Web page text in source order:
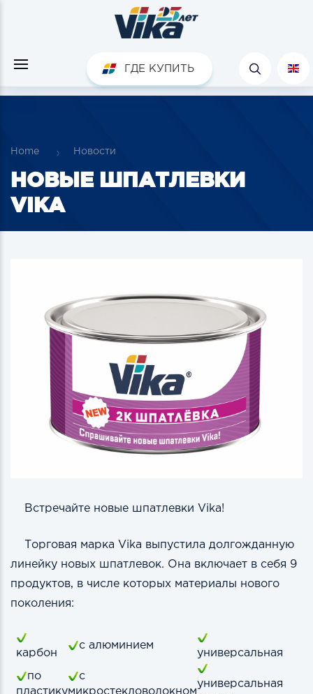
ГДЕ КУПИТЬ
Home Новости
НОВЫЕ ШПАТЛЕВКИ
VIKA
Встречайте новые шпатлевки Vika!
Торговая марка Vikа выпустила долгожданную
линейку новых шпатлевок. Она включает в себя 9
продуктов, в числе которых материалы нового
поколения:
карбон
с алюминием
универсальная
по
пластику
с
микростекловолокном
универсальная